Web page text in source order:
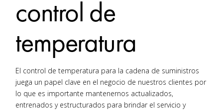
control de
temperatura
El control de temperatura para la cadena de suministros
juega un papel clave en el negocio de nuestros clientes por
lo que es importante mantenernos actualizados,
entrenados y estructurados para brindar el servicio y